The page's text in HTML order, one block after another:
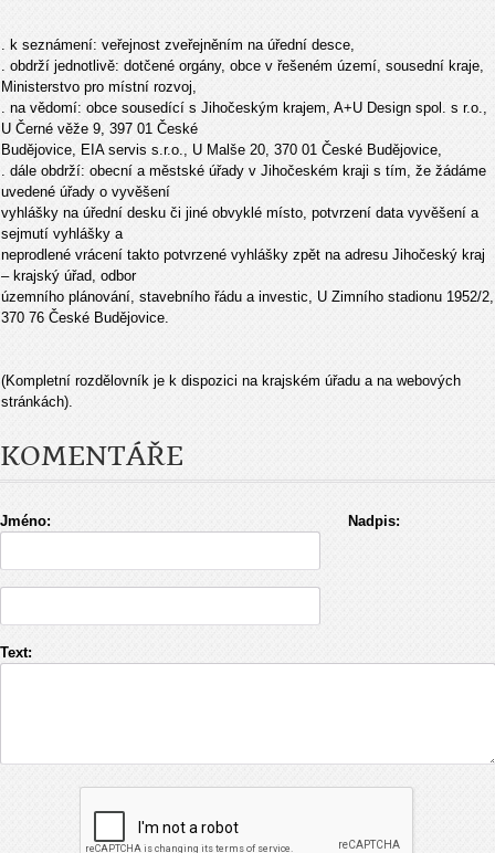
. k seznámení: veřejnost zveřejněním na úřední desce,
. obdrží jednotlivě: dotčené orgány, obce v řešeném území, sousední kraje,
Ministerstvo pro místní rozvoj,
. na vědomí: obce sousedící s Jihočeským krajem, A+U Design spol. s r.o.,
U Černé věže 9, 397 01 České
Budějovice, EIA servis s.r.o., U Malše 20, 370 01 České Budějovice,
. dále obdrží: obecní a městské úřady v Jihočeském kraji s tím, že žádáme
uvedené úřady o vyvěšení
vyhlášky na úřední desku či jiné obvyklé místo, potvrzení data vyvěšení a
sejmutí vyhlášky a
neprodlené vrácení takto potvrzené vyhlášky zpět na adresu Jihočeský kraj
– krajský úřad, odbor
územního plánování, stavebního řádu a investic, U Zimního stadionu 1952/2,
370 76 České Budějovice.
(Kompletní rozdělovník je k dispozici na krajském úřadu a na webových
stránkách).
KOMENTÁŘE
Jméno: Nadpis:
Text: